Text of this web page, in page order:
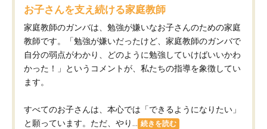
お子さんを支え続ける家庭教師
家庭教師のガンバは、勉強が嫌いなお子さんのための家庭
教師です。「勉強が嫌いだったけど、家庭教師のガンバで
自分の弱点がわかり、どのように勉強していけばいいかわ
かった！」というコメントが、私たちの指導を象徴してい
ます。
すべてのお子さんは、本心では「できるようになりたい」
と願っています。ただ、やり...
続きを読む